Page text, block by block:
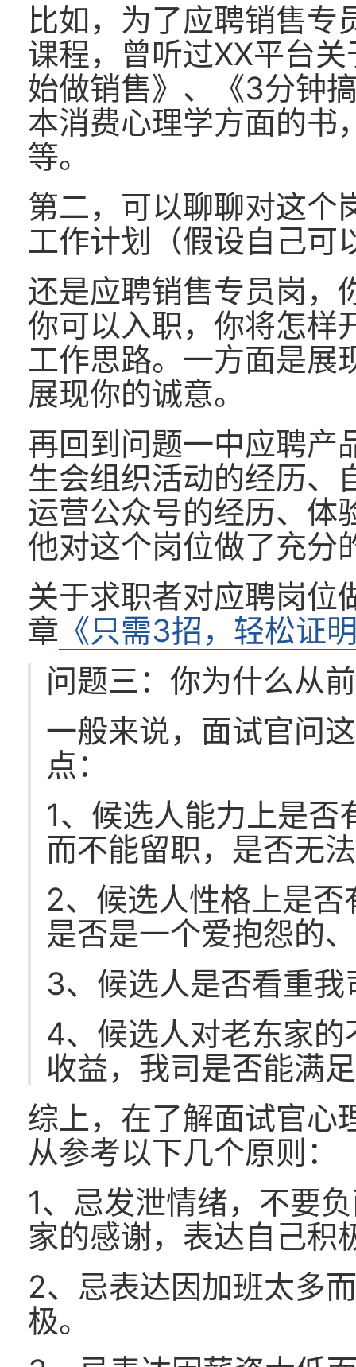
比如，为了应聘销售专
课程，曾听过XX平台
始做销售》、《3分钟
本消费心理学方面的书
等。
第二，可以聊聊对这个
工作计划（假设自己可
还是应聘销售专员岗，
你可以入职，你将怎样
工作思路。一方面是展
展现你的诚意。
再回到问题一中应聘产
生会组织活动的经历、
运营公众号的经历、体
他对这个岗位做了充分
关于求职者对应聘岗位
章 《只需3招，轻松证
问题三：你为什么从
一般来说，面试官问
点：
1、候选人能力上是
而不能留职，是否无
2、候选人性格上是
是否是一个爱抱怨的
3、候选人是否看重我
4、候选人对老东家
收益，我司是否能满足
综上，在了解面试官心
从参考以下几个原则：
1、忌发泄情绪，不要
家的感谢，表达自己积
2、忌表达因加班太多
极。